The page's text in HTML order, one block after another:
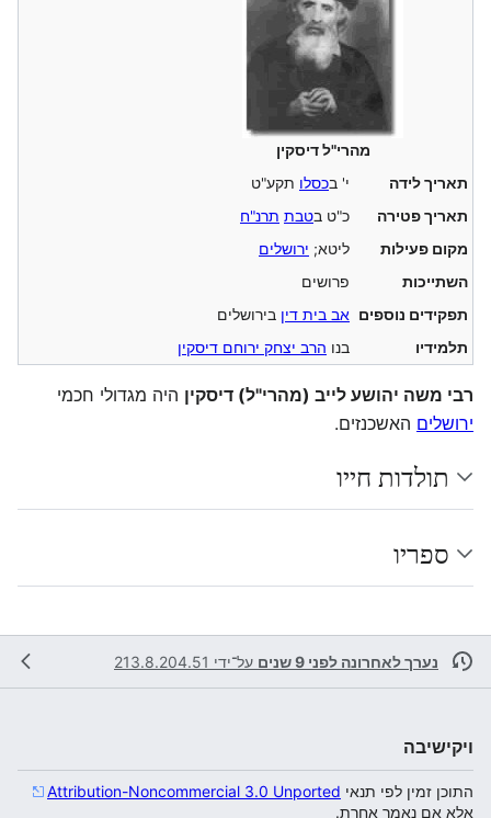
מהרי"ל דיסקין
תאריך לידה
י' בכסלו תקע"ט
תאריך פטירה
כ"ט בטבת תרנ"ח
מקום פעילות
ליטא; ירושלים
השתייכות
פרושים
תפקידים נוספים אב בית דין בירושלים
תלמידיו
בנו הרב יצחק ירוחם דיסקין
רבי משה יהושע לייב (מהרי"ל) דיסקין היה מגדולי חכמי
ירושלים האשכנזים.
תולדות חייו
ספריו
נערך לאחרונה לפני 9 שנים על־ידי 213.8.204.51
ויקישיבה
התוכן זמין לפי תנאי Attribution-Noncommercial 3.0 Unported
אלא אם נאמר אחרת.